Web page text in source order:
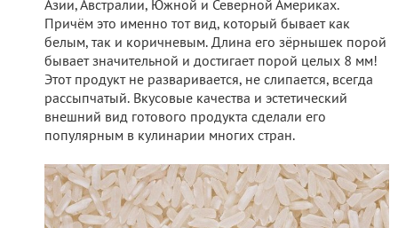
Азии, Австралии, Южной и Северной Америках.
Причём это именно тот вид, который бывает как
белым, так и коричневым. Длина его зёрнышек порой
бывает значительной и достигает порой целых 8 мм!
Этот продукт не разваривается, не слипается, всегда
рассыпчатый. Вкусовые качества и эстетический
внешний вид готового продукта сделали его
популярным в кулинарии многих стран.